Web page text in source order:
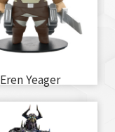
Eren Yeager